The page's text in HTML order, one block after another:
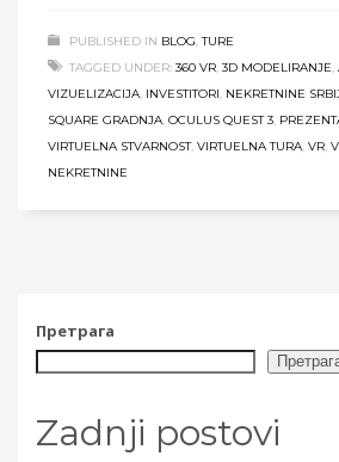
PUBLISHED IN BLOG,TURE
TAGGED UNDER: 360 VR, 3D MODELIRANJE,
VIZUELIZACIJA, INVESTITORI, NEKRETNINE
SQUARE GRADNJA, OCULUS QUEST 3,
VIRTUELNA STVARNOST, VIRTUELNA TURA, VR,
NEKRETNINE
Претрага
Zadnji postovi